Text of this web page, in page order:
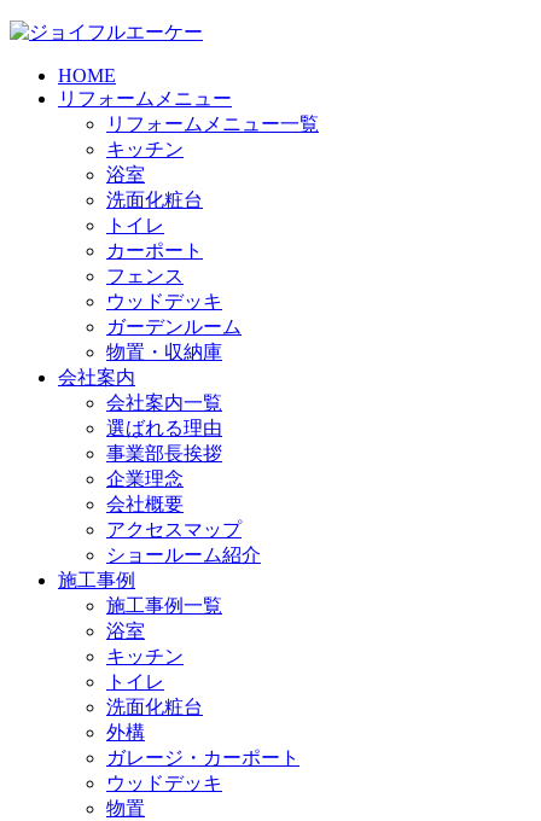
HOME
リフォームメニュー
リフォームメニュー一覧
キッチン
浴室
洗面化粧台
トイレ
カーポート
フェンス
ウッドデッキ
ガーデンルーム
物置・収納庫
会社案内
会社案内一覧
選ばれる理由
事業部長挨拶
企業理念
会社概要
アクセスマップ
ショールーム紹介
施工事例
施工事例一覧
浴室
キッチン
トイレ
洗面化粧台
外構
ガレージ・カーポート
ウッドデッキ
物置